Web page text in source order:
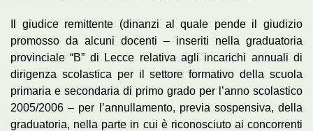
Il giudice remittente (dinanzi al quale pende il giudizio
promosso da alcuni docenti – inseriti nella graduatoria
provinciale “B” di Lecce relativa agli incarichi annuali di
dirigenza scolastica per il settore formativo della scuola
primaria e secondaria di primo grado per l’anno scolastico
2005/2006 – per l’annullamento, previa sospensiva, della
graduatoria, nella parte in cui è riconosciuto ai concorrenti